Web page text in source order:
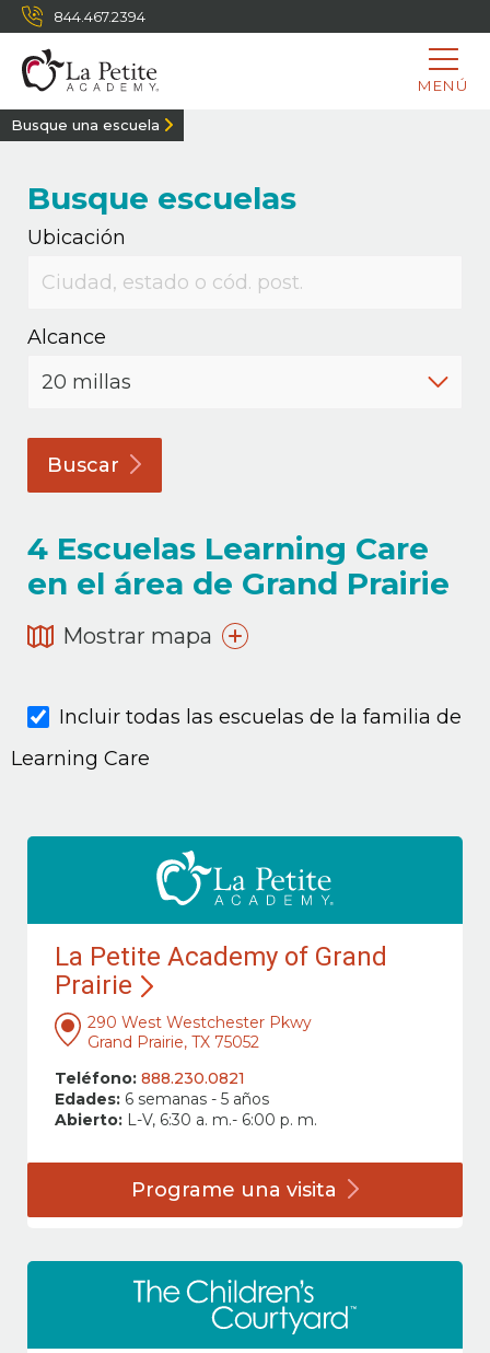
844.467.2394
MENÚ
Busque una escuela
Busque escuelas
Ubicación
Alcance
Buscar
4 Escuelas Learning Care
en el área de Grand Prairie
Mostrar mapa
Incluir todas las escuelas de la familia de
Learning Care
La Petite Academy of Grand
Prairie
290 West Westchester Pkwy
Grand Prairie, TX 75052
Teléfono: 888.230.0821
Edades: 6 semanas - 5 años
Abierto: L-V, 6:30 a. m.- 6:00 p. m.
Programe una visita